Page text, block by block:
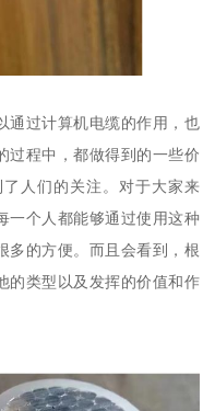
通过计算机电缆的作用，也
过程中，都做得到的一些价
人们的关注。对于大家来
一个人都能够通过使用这种
多的方便。而且会看到，根
的类型以及发挥的价值和作